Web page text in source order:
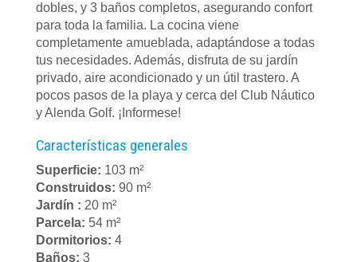
dobles, y 3 baños completos, asegurando confort
para toda la familia. La cocina viene
completamente amueblada, adaptándose a todas
tus necesidades. Además, disfruta de su jardín
privado, aire acondicionado y un útil trastero. A
pocos pasos de la playa y cerca del Club Náutico
y Alenda Golf. ¡Informese!
Características generales
Superficie: 103 m²
Construidos: 90 m²
Jardín : 20 m²
Parcela: 54 m²
Dormitorios: 4
Baños: 3